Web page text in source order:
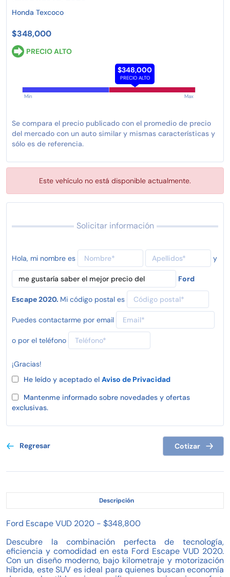
Honda Texcoco
$348,000
PRECIO ALTO
$348,000
PRECIO ALTO
Min Max
Se compara el precio publicado con el promedio de precio
del mercado con un auto similar y mismas características y
sólo es de referencia.
Este vehículo no está disponible actualmente.
Solicitar información
Hola, mi nombre es y
Ford
Escape 2020. Mi código postal es
Puedes contactarme por email
o por el teléfono
¡Gracias!
He leído y aceptado el Aviso de Privacidad
Mantenme informado sobre novedades y ofertas
exclusivas.
Regresar Cotizar
Descripción
Ford Escape VUD 2020 - $348,800
Descubre la combinación perfecta de tecnología,
eficiencia y comodidad en esta Ford Escape VUD 2020.
Con un diseño moderno, bajo kilometraje y motorización
híbrida, este SUV es ideal para quienes buscan economía